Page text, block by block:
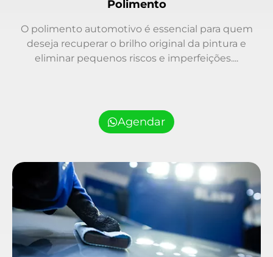
Polimento
O polimento automotivo é essencial para quem
deseja recuperar o brilho original da pintura e
eliminar pequenos riscos e imperfeições....
Agendar